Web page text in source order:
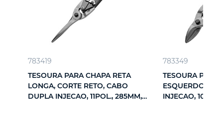
783419
TESOURA PARA CHAPA RETA
LONGA, CORTE RETO, CABO
DUPLA INJECAO, 11POL., 285MM,
783349
TESOURA PARA
ESQUERDO,
INJECAO,